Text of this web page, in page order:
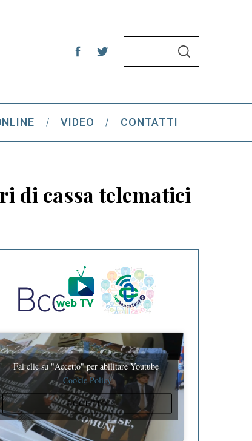
h
f
:
S
VIDEO CONTATTI
di cassa telematici
Fai clic su "Accetto" per abilitare Youtube
Cookie Policy
ACCETTO